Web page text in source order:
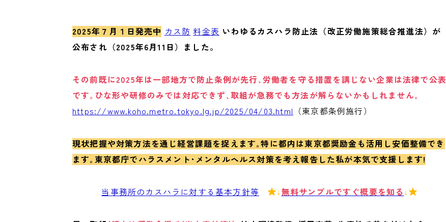
2025年７月１日発売中 カス防 料金表 いわゆるカスハラ防止法（改正労働施策総合推進法）が
公布され（2025年6月11日）ました。
その前既に2025年は一部地方で防止条例が先行､労働者を守る措置を講じない企業は法律で公表
です｡ひな形や研修のみでは対応できず､取組が急務でも方法が解らないかもしれません｡
https://www.koho.metro.tokyo.lg.jp/2025/04/03.html （東京都条例施行）
現状把握や対策方法を通じ経営課題を捉えます｡特に都内は東京都奨励金も活用し安価整備でき
ます｡東京都庁でハラスメント･メンタルヘルス対策を考え報告した私が本気で支援します!
当事務所のカスハラに対する基本方針等 ↓ 無料サンプルですぐ概要を知る ↓ 